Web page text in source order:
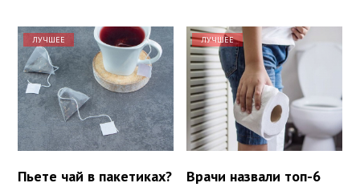
ЛУЧШЕЕ
Пьете чай в пакетиках?
ЛУЧШЕЕ
Врачи назвали топ-6